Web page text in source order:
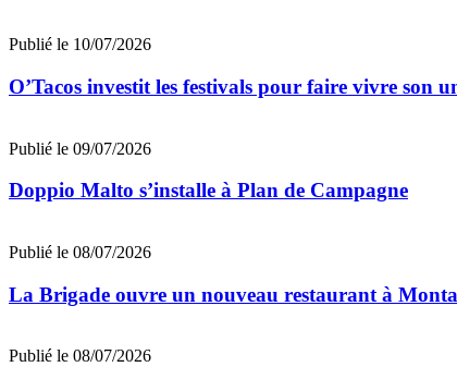
Publié le 10/07/2026
O’Tacos investit les festivals pour faire vivre son
Publié le 09/07/2026
Doppio Malto s’installe à Plan de Campagne
Publié le 08/07/2026
La Brigade ouvre un nouveau restaurant à
Publié le 08/07/2026